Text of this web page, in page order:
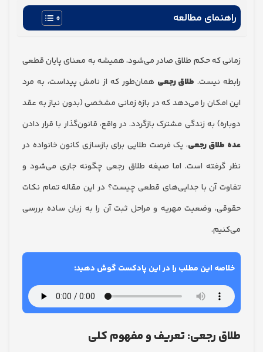
مطالعه
که حکم طلاق صادر می‌شود، همیشه به معنای پایان قطعی
نیست.طلاق رجعی همان‌طور که از نامش پیداست، به مرد
را می‌دهد که در بازه زمانی مشخصی (بدون نیاز به عقد
به زندگی مشترک بازگردد. در واقع، قانون‌گذار با قرار دادن
رجعی ، یک فرصت طلایی برای بازسازی کانون خانواده در
است. اما صیغه طلاق رجعی چگونه جاری می‌شود و
آن با جدایی‌های قطعی چیست؟ در این مقاله تمام نکات
وضعیت مهریه و مراحل ثبت آن را به زبان ساده بررسی
این مطلب را در این پادکست گوش دهید:
رجعی: تعریف و مفهوم کلی